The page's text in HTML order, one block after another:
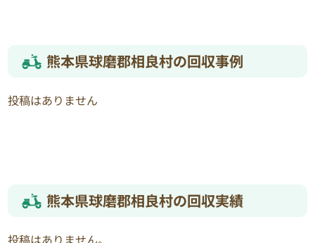
熊本県球磨郡相良村の回収事例
投稿はありません
熊本県球磨郡相良村の回収実績
投稿はありません。